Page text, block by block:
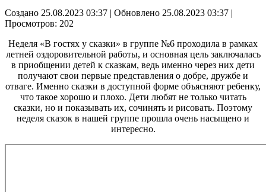
Создано 25.08.2023 03:37 | Обновлено 25.08.2023 03:37 |
Просмотров: 202
Неделя «В гостях у сказки» в группе №6 проходила в рамках
летней оздоровительной работы, и основная цель заключалась
в приобщении детей к сказкам, ведь именно через них дети
получают свои первые представления о добре, дружбе и
отваге. Именно сказки в доступной форме объясняют ребенку,
что такое хорошо и плохо. Дети любят не только читать
сказки, но и показывать их, сочинять и рисовать. Поэтому
неделя сказок в нашей группе прошла очень насыщено и
интересно.